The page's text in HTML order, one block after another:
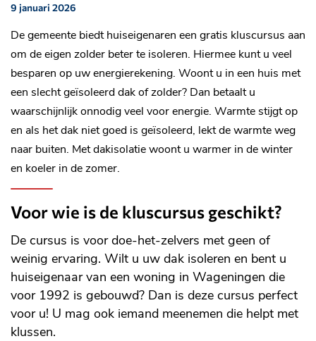
Gepubliceerd
op:
9 januari 2026
De gemeente biedt huiseigenaren een gratis kluscursus aan
om de eigen zolder beter te isoleren. Hiermee kunt u veel
besparen op uw energierekening. Woont u in een huis met
een slecht geïsoleerd dak of zolder? Dan betaalt u
waarschijnlijk onnodig veel voor energie. Warmte stijgt op
en als het dak niet goed is geïsoleerd, lekt de warmte weg
naar buiten. Met dakisolatie woont u warmer in de winter
en koeler in de zomer.
Voor wie is de kluscursus geschikt?
De cursus is voor doe-het-zelvers met geen of
weinig ervaring. Wilt u uw dak isoleren en bent u
huiseigenaar van een woning in Wageningen die
voor 1992 is gebouwd? Dan is deze cursus perfect
voor u! U mag ook iemand meenemen die helpt met
klussen.